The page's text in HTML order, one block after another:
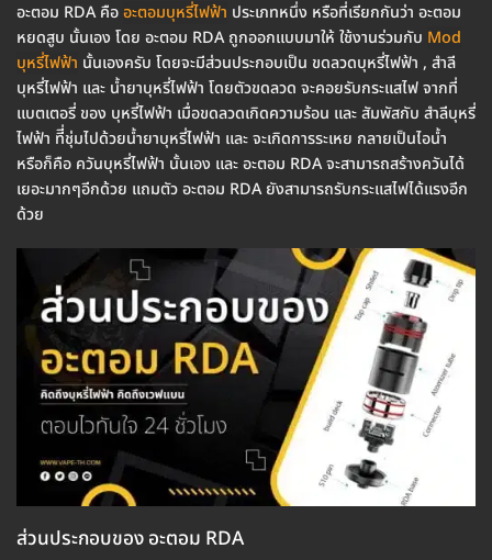
อะตอม RDA คืออะตอมบุหรี่ไฟฟ้า ประเภทหนึ่ง หรือที่เรียกกันว่า อะตอม
หยดสูบ นั้นเอง โดย อะตอม RDA ถูกออกแบบมาให้ ใช้งานร่วมกับ Mod
บุหรี่ไฟฟ้า นั้นเองครับ โดยจะมีส่วนประกอบเป็น ขดลวดบุหรี่ไฟฟ้า , สำลี
บุหรี่ไฟฟ้า และ น้ำยาบุหรี่ไฟฟ้า โดยตัวขดลวด จะคอยรับกระแสไฟ จากที่
แบตเตอรี่ ของ บุหรี่ไฟฟ้า เมื่อขดลวดเกิดความร้อน และ สัมพัสกับ สำลีบุหรี่
ไฟฟ้า ทีี่ชุ่มไปด้วยน้ำยาบุหรี่ไฟฟ้า และ จะเกิดการระเหย กลายเป็นไอน้ำ
หรือก็คือ ควันบุหรี่ไฟฟ้า นั้นเอง และ อะตอม RDA จะสามารถสร้างควันได้
เยอะมากๆอีกด้วย แถมตัว อะตอม RDA ยังสามารถรับกระแสไฟได้แรงอีก
ด้วย
ส่วนประกอบของ อะตอม RDA